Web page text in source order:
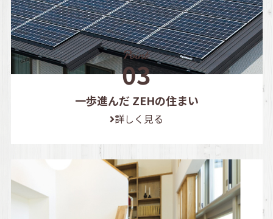
一歩進んだ ZEHの住まい
詳しく見る